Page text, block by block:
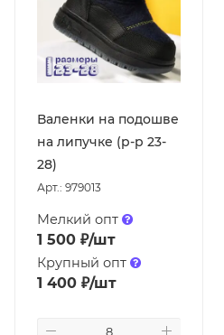
Валенки на подошве
на липучке (р-р 23-
28)
Арт.: 979013
Мелкий опт
1 500 ₽/шт
Крупный опт
1 400 ₽/шт